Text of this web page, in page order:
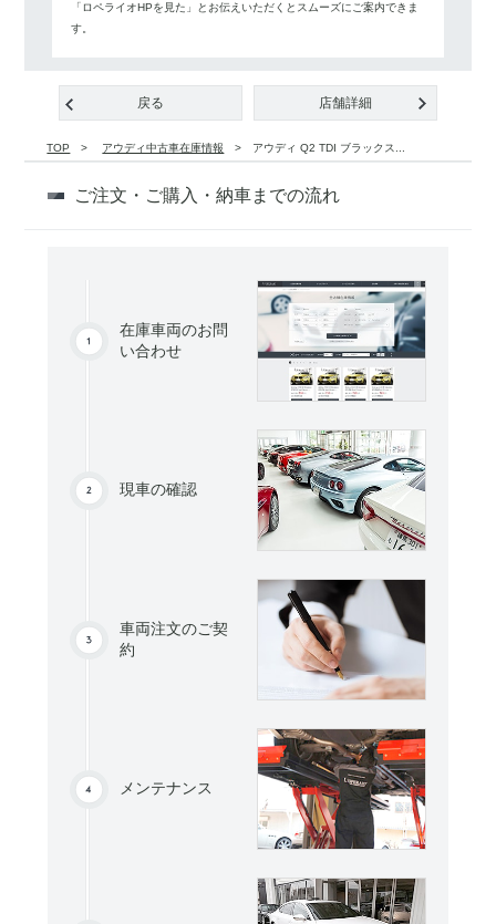
「ロペライオHPを見た」とお伝えいただくとスムーズにご案内できま
す。
戻る 店舗詳細
TOP アウディ中古車在庫情報 アウディ Q2 TDI ブラックス...
ご注文・ご購入・納車までの流れ
在庫車両のお問
い合わせ
現車の確認
車両注文のご契
約
メンテナンス